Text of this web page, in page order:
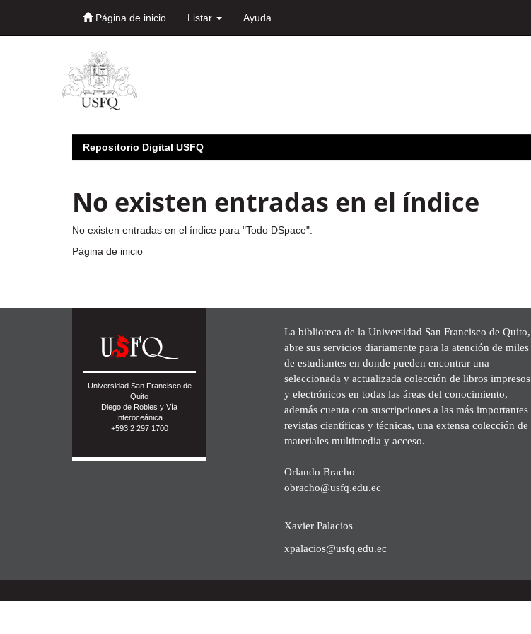
Página de inicio Listar Ayuda
Repositorio Digital USFQ
No existen entradas en el índice
No existen entradas en el índice para "Todo DSpace".
Página de inicio
Universidad San Francisco de
Quito
Diego de Robles y Vía
Interoceánica
+593 2 297 1700
La biblioteca de la Universidad San Francisco de Quito,
abre sus servicios diariamente para la atención de miles
de estudiantes en donde pueden encontrar una
seleccionada y actualizada colección de libros impresos
y electrónicos en todas las áreas del conocimiento,
además cuenta con suscripciones a las más importantes
revistas científicas y técnicas, una extensa colección de
materiales multimedia y acceso.
Orlando Bracho
obracho@usfq.edu.ec
Xavier Palacios
xpalacios@usfq.edu.ec